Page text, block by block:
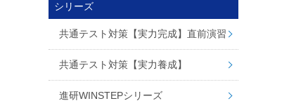
シリーズ
共通テスト対策【実力完成】直前演習
共通テスト対策【実力養成】
進研WINSTEPシリーズ